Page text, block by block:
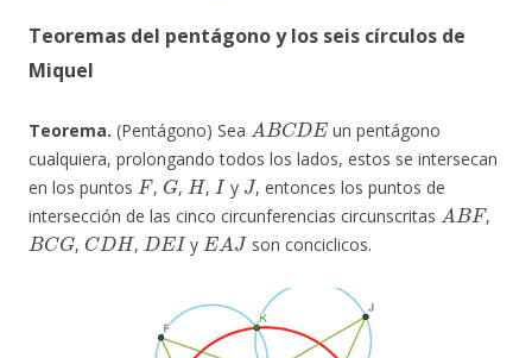
Teoremas del pentágono y los seis círculos de
Miquel
Teorema. (Pentágono) Sea
A BCDE
un pentágono
cualquiera, prolongando todos los lados, estos se intersecan
en los puntos
F
,
G
,
H
,
I
y
J
, entonces los puntos de
intersección de las cinco circunferencias circunscritas
A BF
,
BCG
,
CDH
,
DEI
y
EAJ
son conciclicos.